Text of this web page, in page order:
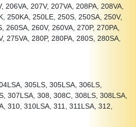
206VA, 207V, 207VA, 208PA, 208VA,
250KA, 250LE, 250S, 250SA, 250V,
260SA, 260V, 260VA, 270P, 270PA,
275VA, 280P, 280PA, 280S, 280SA,
305LS, 305LSA, 306LS,
307LSA, 308, 308C, 308LS, 308LSA,
310, 310LSA, 311, 311LSA, 312,